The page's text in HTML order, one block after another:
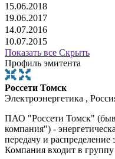
15.06.2018
19.06.2017
14.07.2016
10.07.2015
Показать все Скрыть
Профиль эмитента
Россети Томск
Электроэнергетика ,
ПАО "Россети Томск"
компания") -
передачу и
Компания входит в